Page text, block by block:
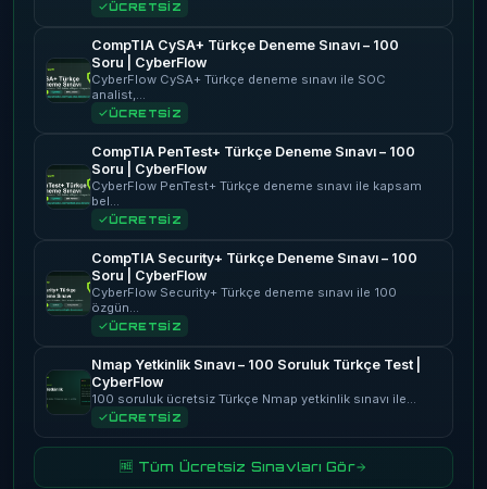
ÜCRETSİZ
CompTIA CySA+ Türkçe Deneme Sınavı – 100
Soru | CyberFlow
CyberFlow CySA+ Türkçe deneme sınavı ile SOC
analist,…
ÜCRETSİZ
CompTIA PenTest+ Türkçe Deneme Sınavı – 100
Soru | CyberFlow
CyberFlow PenTest+ Türkçe deneme sınavı ile kapsam
bel…
ÜCRETSİZ
CompTIA Security+ Türkçe Deneme Sınavı – 100
Soru | CyberFlow
CyberFlow Security+ Türkçe deneme sınavı ile 100
özgün…
ÜCRETSİZ
Nmap Yetkinlik Sınavı – 100 Soruluk Türkçe Test |
CyberFlow
100 soruluk ücretsiz Türkçe Nmap yetkinlik sınavı ile…
ÜCRETSİZ
🆓 Tüm Ücretsiz Sınavları Gör